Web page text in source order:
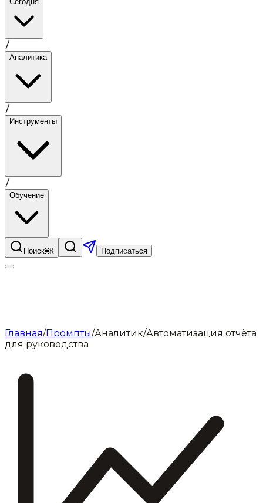
/
Аналитика
/
Инструменты
/
Обучение
Поиск⌘K Подписаться
Главная/Промпты/Аналитик/Автоматизация отчёта
для руководства